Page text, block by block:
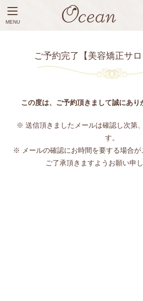
MENU
ご予約完了【美容矯正サ
この度は、ご予約頂きまして誠にあり
※ 送信頂きましたメールは確認し次第
す。
※ メールの確認にお時間を要する場合が
ご了承頂きますようお願い申し